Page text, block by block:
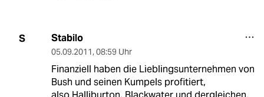
S Stabilo
05.09.2011, 08:59 Uhr
Finanziell haben die Lieblingsunternehmen von
Bush und seinen Kumpels profitiert,